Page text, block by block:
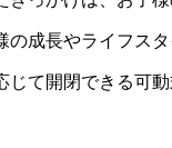
の成長やライフス
じて開閉できる可